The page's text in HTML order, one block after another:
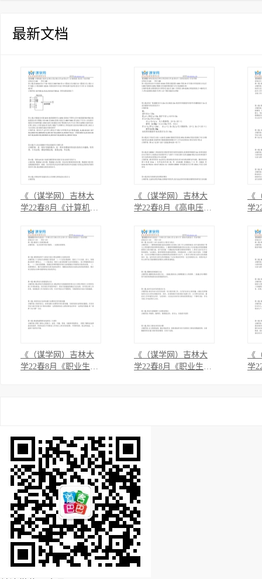
最新文档
《（谋学网）吉林大
学22春8月《计算机接
《（谋学网）吉林大
学22春8月《高电压技
案）》
《
学
《（谋学网）吉林大
学22春8月《职业生涯
《（谋学网）吉林大
学22春8月《职业生涯
《
学